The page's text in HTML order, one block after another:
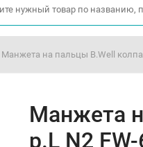
Манжета на пальцы B.Well
Манжета
р.L N2